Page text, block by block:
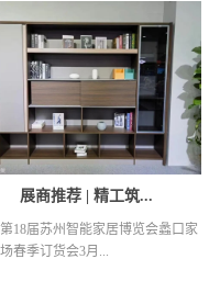
展商推荐 | 精工筑...
18届苏州智能家居博览会蠡口家
春季订货会3月...